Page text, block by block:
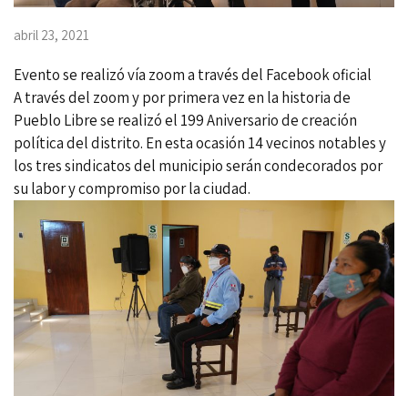
abril 23, 2021
Evento se realizó vía zoom a través del Facebook oficial
A través del zoom y por primera vez en la historia de
Pueblo Libre se realizó el 199 Aniversario de creación
política del distrito. En esta ocasión 14 vecinos notables y
los tres sindicatos del municipio serán condecorados por
su labor y compromiso por la ciudad.